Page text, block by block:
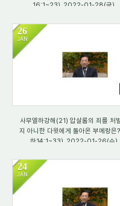
16:1~23)_2022-01-28(금)
26
JAN
사무엘하강해(21) 압살롬의 죄를 처
지 아니한 다윗에게 돌아온 부메랑은
하14:1~33)_2022-01-26(수)
24
JAN